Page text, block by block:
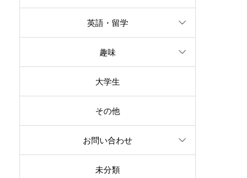
英語・留学
趣味
大学生
その他
お問い合わせ
未分類